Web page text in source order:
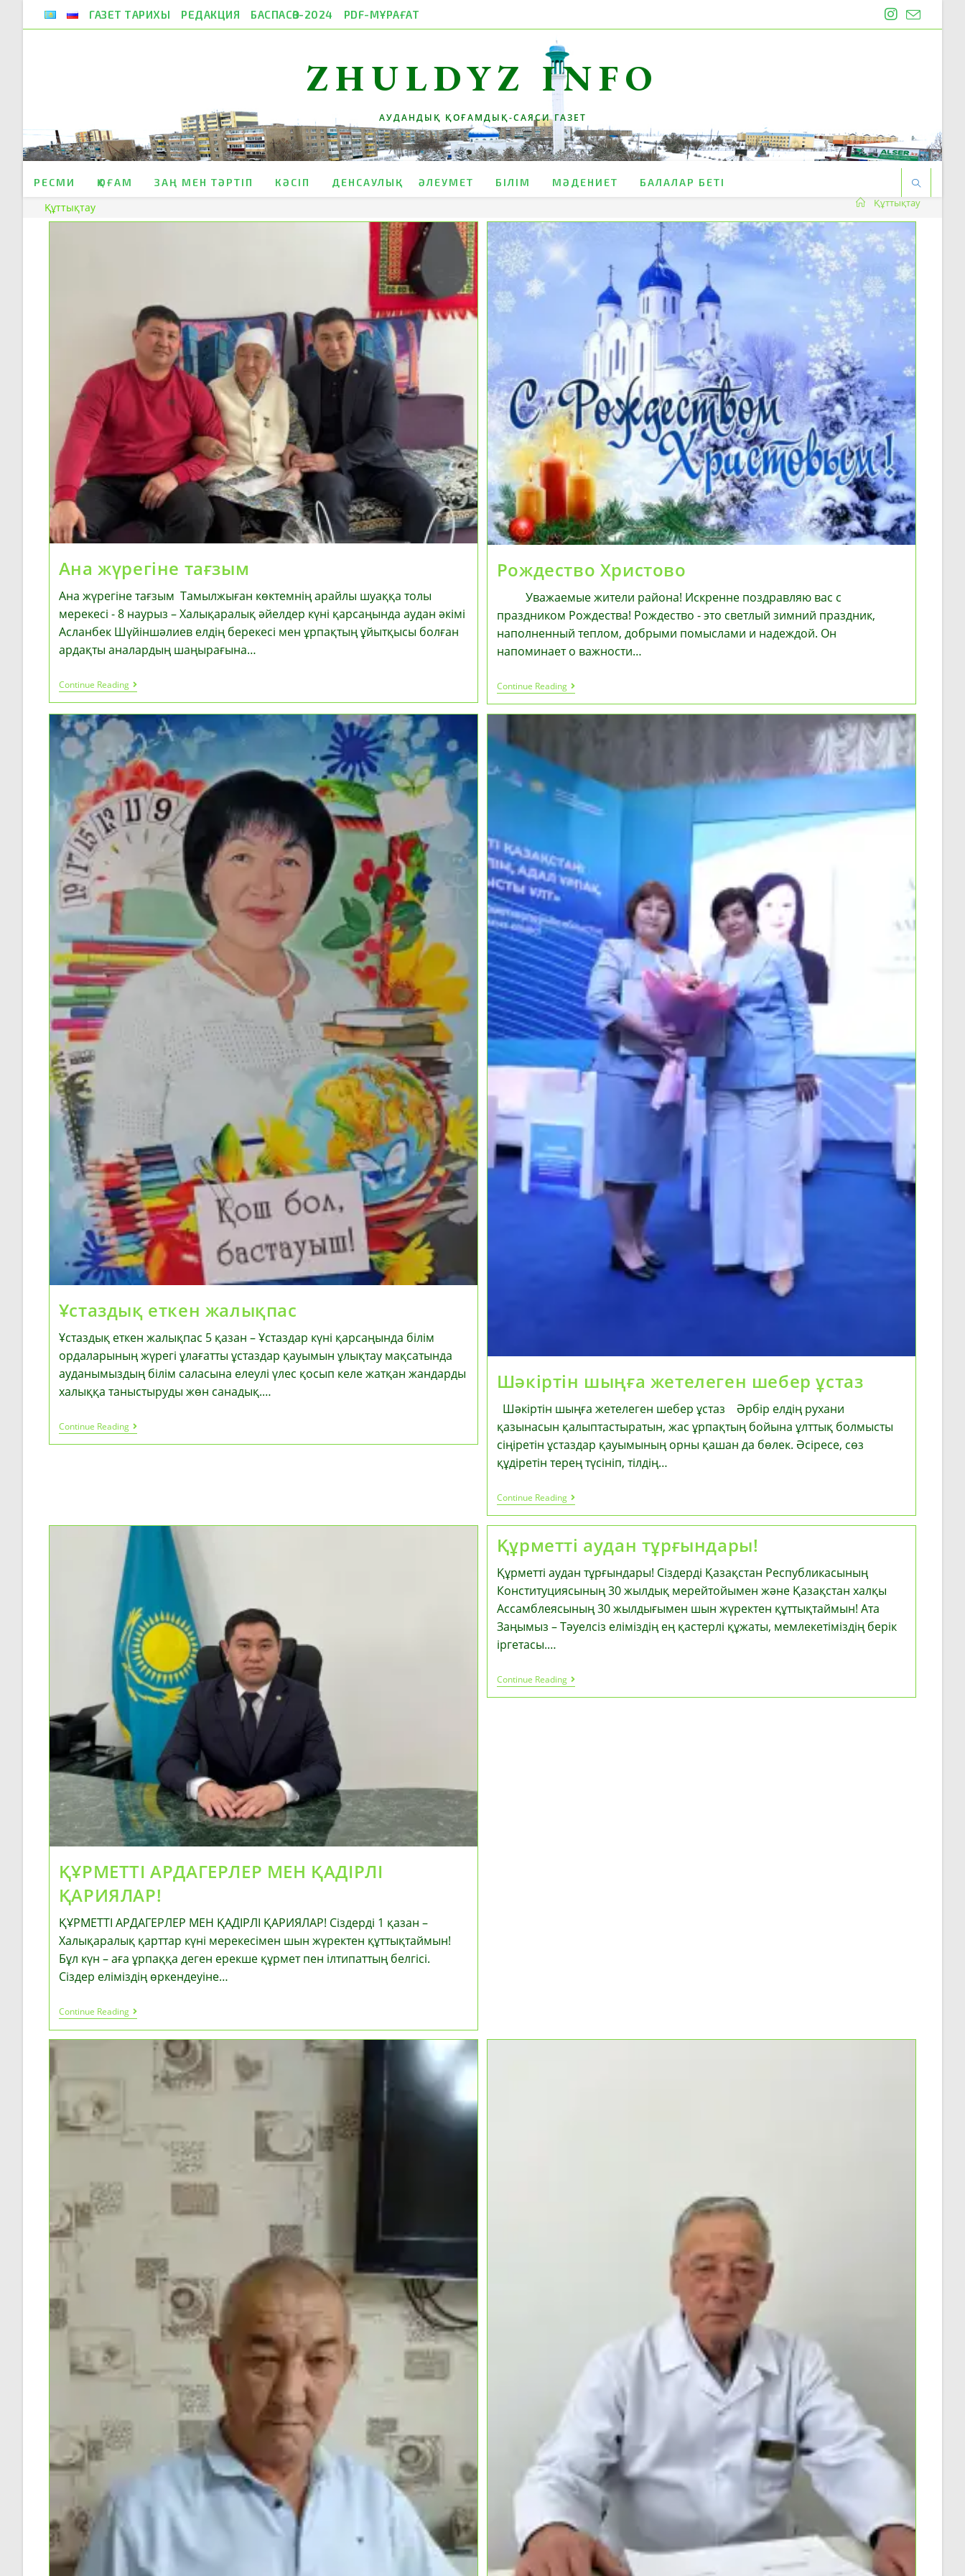
ГАЗЕТ ТАРИХЫ РЕДАКЦИЯ БАСПАСӨЗ-2024 PDF-МҰРАҒАТ
ZHULDYZ INFO
АУДАНДЫҚ ҚОҒАМДЫҚ-САЯСИ ГАЗЕТ
РЕСМИ ҚОҒАМ ЗАҢ МЕН ТӘРТІП КӘСІП ДЕНСАУЛЫҚ ӘЛЕУМЕТ БІЛІМ МӘДЕНИЕТ БАЛАЛАР БЕТІ
Құттықтау Құттықтау
Ана жүрегіне тағзым
Ана жүрегіне тағзым Тамылжыған көктемнің арайлы шуаққа толы
мерекесі - 8 наурыз – Халықаралық әйелдер күні қарсаңында аудан әкімі
Асланбек Шүйіншәлиев елдің берекесі мен ұрпақтың ұйытқысы болған
ардақты аналардың шаңырағына…
Continue ReadingАна
Жүрегіне
Тағзым
Рождество Христово
Уважаемые жители района! Искренне поздравляю вас с
праздником Рождества! Рождество - это светлый зимний праздник,
наполненный теплом, добрыми помыслами и надеждой. Он
напоминает о важности…
Continue ReadingРождество
Христово
Ұстаздық еткен жалықпас
Ұстаздық еткен жалықпас 5 қазан – Ұстаздар күні қарсаңында білім
ордаларының жүрегі ұлағатты ұстаздар қауымын ұлықтау мақсатында
ауданымыздың білім саласына елеулі үлес қосып келе жатқан жандарды
халыққа таныстыруды жөн санадық.…
Continue ReadingҰстаздық
Еткен
Жалықпас
Шәкіртін шыңға жетелеген шебер ұстаз
Шәкіртін шыңға жетелеген шебер ұстаз Әрбір елдің рухани
қазынасын қалыптастыратын, жас ұрпақтың бойына ұлттық болмысты
сіңіретін ұстаздар қауымының орны қашан да бөлек. Әсіресе, сөз
құдіретін терең түсініп, тілдің…
Continue ReadingШәкіртін
Шыңға
Жетелеген
Ұстаз
ҚҰРМЕТТІ АРДАГЕРЛЕР МЕН ҚАДІРЛІ
ҚАРИЯЛАР!
ҚҰРМЕТТІ АРДАГЕРЛЕР МЕН ҚАДІРЛІ ҚАРИЯЛАР! Сіздерді 1 қазан –
Халықаралық қарттар күні мерекесімен шын жүректен құттықтаймын!
Бұл күн – аға ұрпаққа деген ерекше құрмет пен ілтипаттың белгісі.
Сіздер еліміздің өркендеуіне…
Continue ReadingҚҰРМЕТТІ
АРДАГЕРЛЕР
МЕН
ҚАДІРЛІ
ҚАРИЯЛАР!
Құрметті аудан тұрғындары!
Құрметті аудан тұрғындары! Сіздерді Қазақстан Республикасының
Конституциясының 30 жылдық мерейтойымен және Қазақстан халқы
Ассамблеясының 30 жылдығымен шын жүректен құттықтаймын! Ата
Заңымыз – Тәуелсіз еліміздің ең қастерлі құжаты, мемлекетіміздің берік
іргетасы.…
Continue ReadingҚұрметті
Аудан
Тұрғындары!